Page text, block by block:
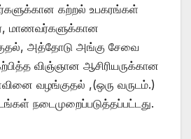
கற்றல் உபகரங்கள்
மாணவர்களுக்கான
அத்தோடு அங்கு சேவை
விஞ்ஞான ஆசிரியருக்கான
வழங்குதல் ,(ஒரு வருடம்.)
நடைமுறைப்படுத்தப்பட்டது.